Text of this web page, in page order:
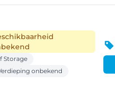
Storage
onbekend